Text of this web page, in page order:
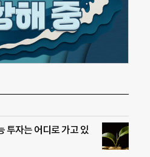
투자는 어디로 가고 있